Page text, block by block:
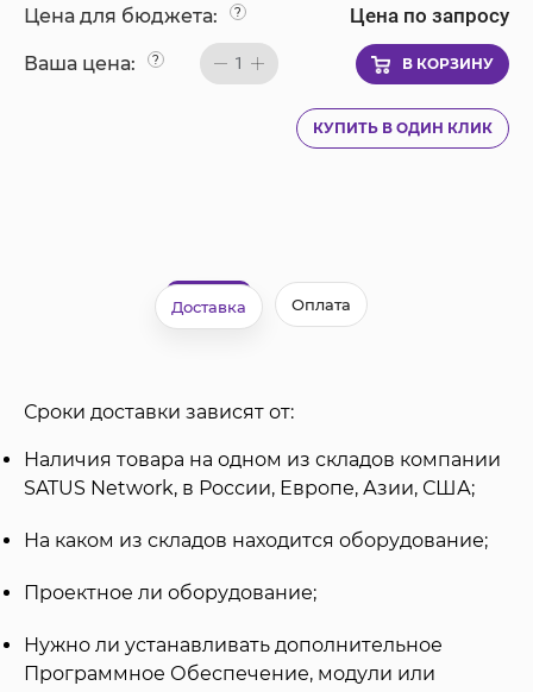
Цена для бюджета: ? Цена по запросу
Ваша цена: ? 1 В КОРЗИНУ
КУПИТЬ В ОДИН КЛИК
Доставка Оплата
Сроки доставки зависят от:
Наличия товара на одном из складов компании
SATUS Network, в России, Европе, Азии, США;
На каком из складов находится оборудование;
Проектное ли оборудование;
Нужно ли устанавливать дополнительное
Программное Обеспечение, модули или